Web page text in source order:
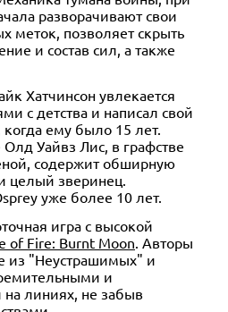
разворачивают свои
меток, позволяет скрыть
и состав сил, а также
Хатчинсон увлекается
с детства и написал свой
ему было 15 лет.
Уайвз Лис, в графстве
содержит обширную
целый зверинец.
уже более 10 лет.
игра с высокой
of Fire: Burnt Moon. Авторы
из "Неустрашимых" и
и
линиях, не забыв